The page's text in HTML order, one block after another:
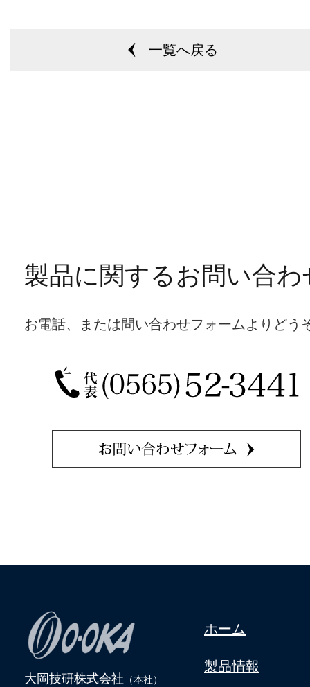
一覧へ戻る
製品に関するお問い合わ
お電話、または問い合わせフォームよりどう
大岡技研株式会社 （本社）
ホーム
製品情報